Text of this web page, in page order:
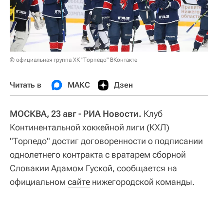
© официальная группа ХК "Торпедо" ВКонтакте
Читать в МАКС Дзен
МОСКВА, 23 авг - РИА Новости. Клуб
Континентальной хоккейной лиги (КХЛ)
"Торпедо" достиг договоренности о подписании
однолетнего контракта с вратарем сборной
Словакии Адамом Гуской, сообщается на
официальном сайте нижегородской команды.